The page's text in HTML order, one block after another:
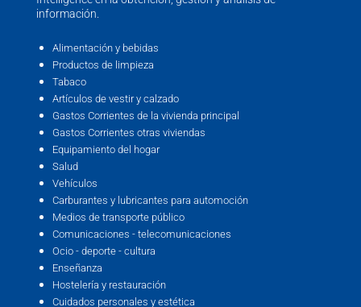
información.
Alimentación y bebidas
Productos de limpieza
Tabaco
Artículos de vestir y calzado
Gastos Corrientes de la vivienda principal
Gastos Corrientes otras viviendas
Equipamiento del hogar
Salud
Vehículos
Carburantes y lubricantes para automoción
Medios de transporte público
Comunicaciones - telecomunicaciones
Ocio - deporte - cultura
Enseñanza
Hostelería y restauración
Cuidados personales y estética